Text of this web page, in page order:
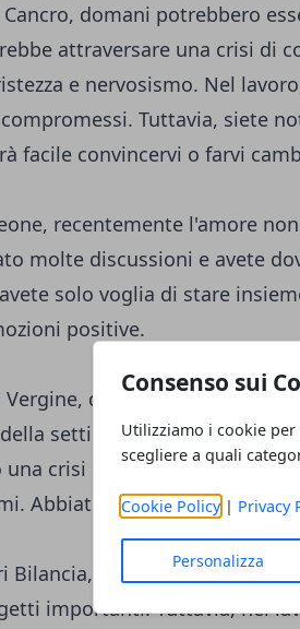
Consenso sui
Utilizziamo i cookie
scegliere a quali
Cookie Policy| Privacy
Personalizza
Cancro, domani potrebbero
attraversare una crisi di
e nervosismo. Nel
Tuttavia, siete
facile convincervi o farvi
recentemente l'amore
molte discussioni e avete
solo voglia di stare
positive.
Vergine, domani potreste
settimana potrebbe
crisi di coppia potrebbe
Abbiate il coraggio di dire ciò
Bilancia, domani avrete un
importanti. Tuttavia, nel